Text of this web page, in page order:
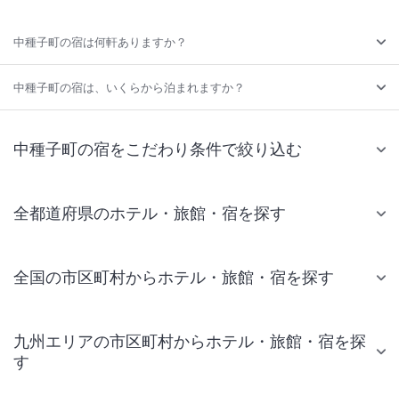
中種子町の宿は何軒ありますか？
中種子町の宿は、いくらから泊まれますか？
中種子町の宿をこだわり条件で絞り込む
全都道府県のホテル・旅館・宿を探す
全国の市区町村からホテル・旅館・宿を探す
九州エリアの市区町村からホテル・旅館・宿を探
す